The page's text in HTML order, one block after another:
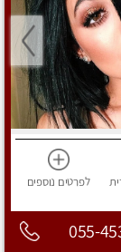
לפרטים נוספים
055-